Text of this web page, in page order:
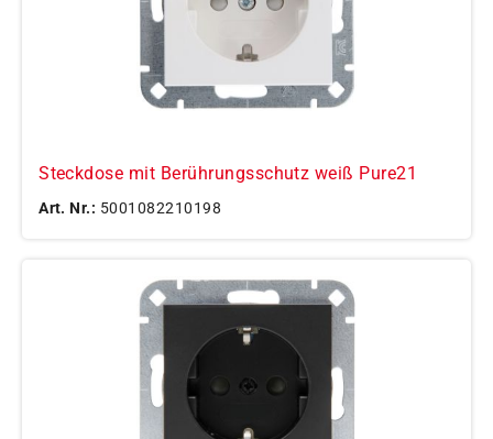
Steckdose mit Berührungsschutz weiß Pure21
Art. Nr.: 5001082210198